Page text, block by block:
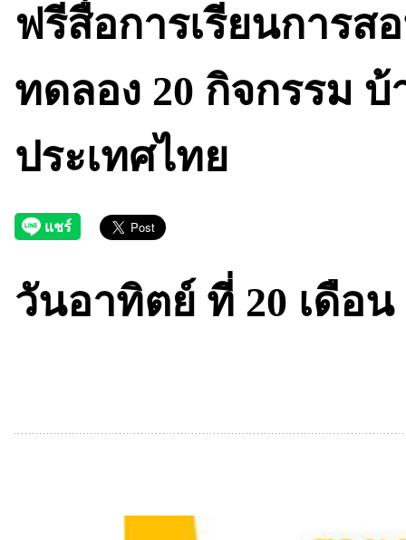
ฟรีสื่อการเรียนการส
ทดลอง 20 กิจกรรม
ประเทศไทย
วันอาทิตย์ ที่ 20 เดือ